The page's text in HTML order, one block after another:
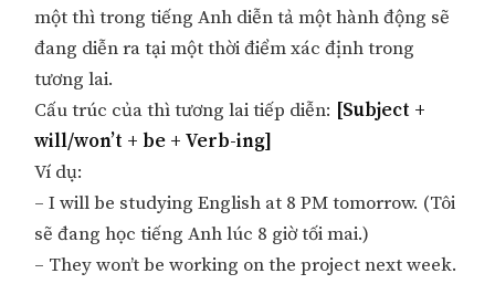
một thì trong tiếng Anh diễn tả một hành động sẽ
đang diễn ra tại một thời điểm xác định trong
tương lai.
Cấu trúc của thì tương lai tiếp diễn: [Subject +
will/won’t + be + Verb-ing]
Ví dụ:
– I will be studying English at 8 PM tomorrow. (Tôi
sẽ đang học tiếng Anh lúc 8 giờ tối mai.)
– They won’t be working on the project next week.